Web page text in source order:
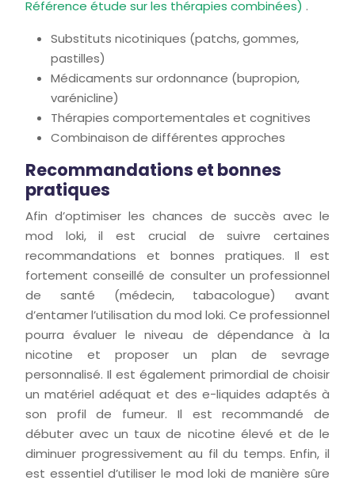
Référence étude sur les thérapies combinées) .
Substituts nicotiniques (patchs, gommes,
pastilles)
Médicaments sur ordonnance (bupropion,
varénicline)
Thérapies comportementales et cognitives
Combinaison de différentes approches
Recommandations et bonnes
pratiques
Afin d’optimiser les chances de succès avec le
mod loki, il est crucial de suivre certaines
recommandations et bonnes pratiques. Il est
fortement conseillé de consulter un professionnel
de santé (médecin, tabacologue) avant
d’entamer l’utilisation du mod loki. Ce professionnel
pourra évaluer le niveau de dépendance à la
nicotine et proposer un plan de sevrage
personnalisé. Il est également primordial de choisir
un matériel adéquat et des e-liquides adaptés à
son profil de fumeur. Il est recommandé de
débuter avec un taux de nicotine élevé et de le
diminuer progressivement au fil du temps. Enfin, il
est essentiel d’utiliser le mod loki de manière sûre